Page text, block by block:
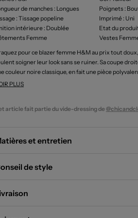
de manches : Longues Poignets:
: Tissage popeline Imprimé: Uni
intérieure: Doublée Etat du
Femme
Vestes
pour ce blazer femme H&M au prix tout
soigner leur look sans se ruiner. Sa coupe
couleur noire classique, en fait une pièce
vos tenues de bureau que vos looks décontractés.
PLUS
article fait partie du vide-dressing de
et entretien
de style